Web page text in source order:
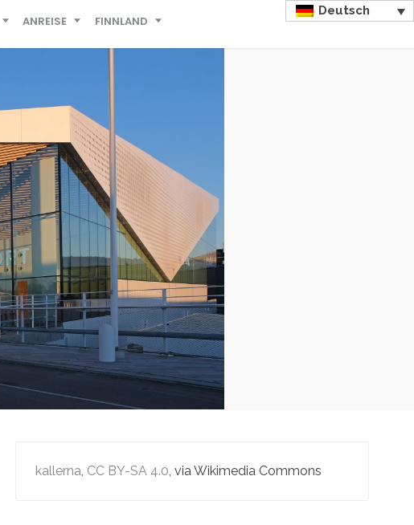
ANREISE FINNLAND
Deutsch
kallerna, CC BY-SA 4.0, via Wikimedia Commons